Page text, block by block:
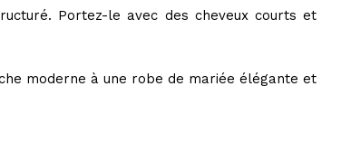
Portez-le avec des cheveux courts et
moderne à une robe de mariée élégante et